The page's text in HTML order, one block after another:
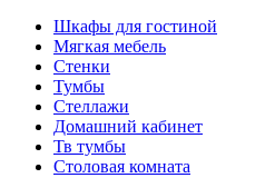
Шкафы для гостиной
Мягкая мебель
Стенки
Тумбы
Стеллажи
Домашний кабинет
Тв тумбы
Столовая комната